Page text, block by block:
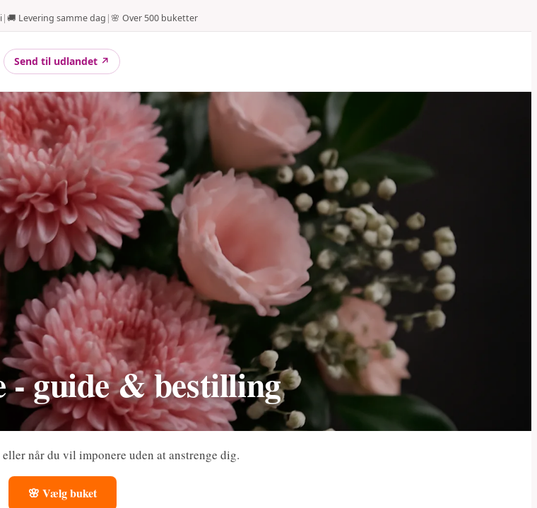
|🚚 Levering samme dag |🌸 Over 500 buketter
Send til udlandet ↗
- guide & bestilling
når du vil imponere uden at anstrenge dig.
🌸 Vælg buket